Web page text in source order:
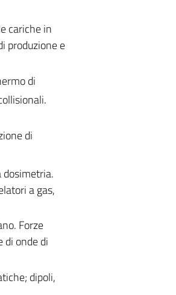
cariche in
produzione e
di
di
dosimetria.
a gas,
Forze
di onde di
dipoli,